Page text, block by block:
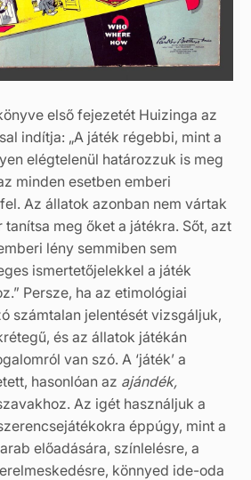
első fejezetét Huizinga az
indítja: „A játék régebbi, mint a
elégtelenül határozzuk is meg
minden esetben emberi
Az állatok azonban nem vártak
meg őket a játékra. Sőt, azt
lény semmiben sem
ismertetőjelekkel a játék
Persze, ha az etimológiai
számtalan jelentését vizsgáljuk,
és az állatok játékán
van szó. A ‘játék’ a
hasonlóan az ajándék,
Az igét használjuk a
éppúgy, mint a
előadására, színlelésre, a
könnyed ide-oda